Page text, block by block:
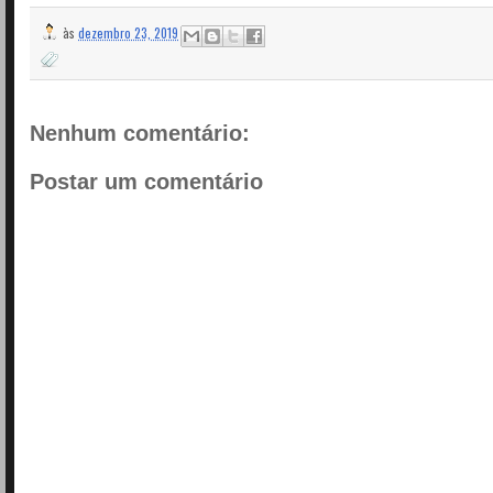
às dezembro 23, 2019
Nenhum comentário:
Postar um comentário